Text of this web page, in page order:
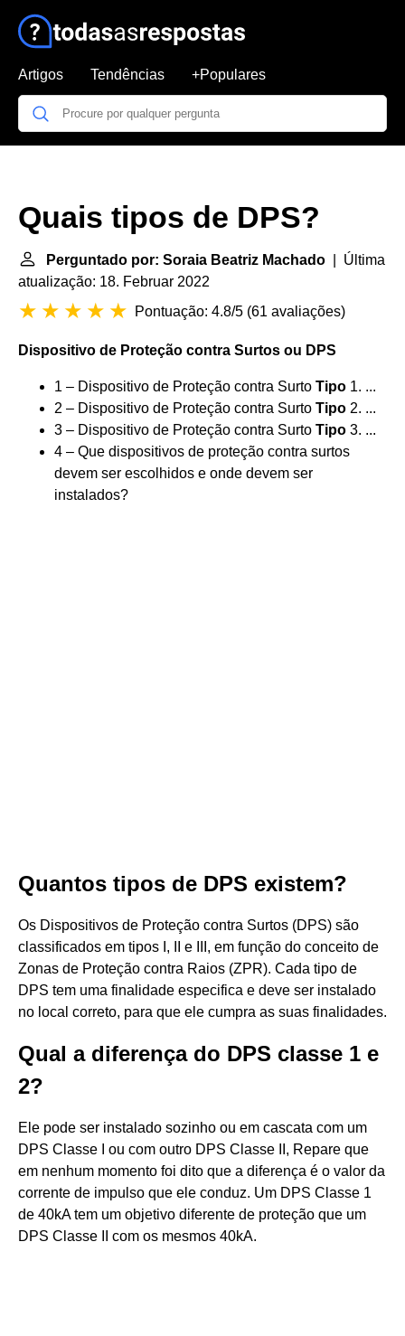
Artigos Tendências +Populares
Quais tipos de DPS?
Perguntado por: Soraia Beatriz Machado | Última
atualização: 18. Februar 2022
Pontuação: 4.8/5 (61 avaliações)
Dispositivo de Proteção contra Surtos ou DPS
1 – Dispositivo de Proteção contra Surto Tipo 1. ...
2 – Dispositivo de Proteção contra Surto Tipo 2. ...
3 – Dispositivo de Proteção contra Surto Tipo 3. ...
4 – Que dispositivos de proteção contra surtos
devem ser escolhidos e onde devem ser
instalados?
Quantos tipos de DPS existem?
Os Dispositivos de Proteção contra Surtos (DPS) são
classificados em tipos I, II e III, em função do conceito de
Zonas de Proteção contra Raios (ZPR). Cada tipo de
DPS tem uma finalidade especifica e deve ser instalado
no local correto, para que ele cumpra as suas finalidades.
Qual a diferença do DPS classe 1 e
2?
Ele pode ser instalado sozinho ou em cascata com um
DPS Classe I ou com outro DPS Classe II, Repare que
em nenhum momento foi dito que a diferença é o valor da
corrente de impulso que ele conduz. Um DPS Classe 1
de 40kA tem um objetivo diferente de proteção que um
DPS Classe II com os mesmos 40kA.